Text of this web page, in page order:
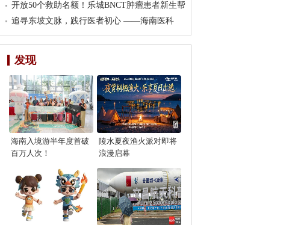
开放50个救助名额！乐城BNCT肿瘤患者新生帮
追寻东坡文脉，践行医者初心 ——海南医科
发现
海南入境游半年度首破
百万人次！
陵水夏夜渔火派对即将
浪漫启幕